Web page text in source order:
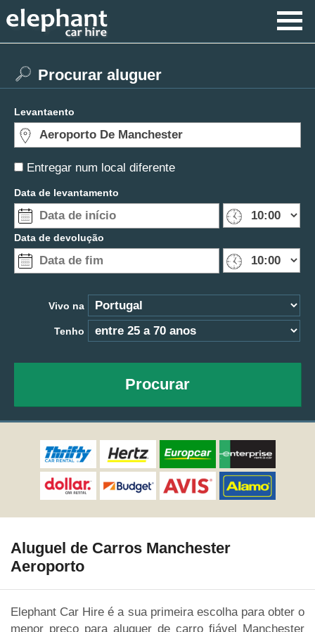
Entregar num local diferente
Procurar aluguer
Levantaento
Data de levantamento
Data de devolução
Vivo na
Tenho
Procurar
Aluguel de Carros Manchester
Aeroporto
Elephant Car Hire é a sua primeira escolha para obter o
menor preço para aluguer de carro fiável Manchester